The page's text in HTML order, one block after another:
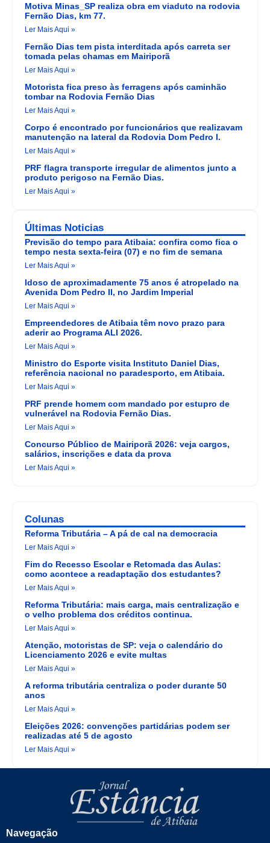
Motiva Minas_SP realiza obra em viaduto na rodovia
Fernão Dias, km 77.
Ler Mais Aqui »
Fernão Dias tem pista interditada após carreta ser
tomada pelas chamas em Mairiporã
Ler Mais Aqui »
Motorista fica preso às ferragens após caminhão
tombar na Rodovia Fernão Dias
Ler Mais Aqui »
Corpo é encontrado por funcionários que realizavam
manutenção na lateral da Rodovia Dom Pedro I.
Ler Mais Aqui »
PRF flagra transporte irregular de alimentos junto a
produto perigoso na Fernão Dias.
Ler Mais Aqui »
Últimas Noticias
Previsão do tempo para Atibaia: confira como fica o
tempo nesta sexta-feira (07) e no fim de semana
Ler Mais Aqui »
Idoso de aproximadamente 75 anos é atropelado na
Avenida Dom Pedro II, no Jardim Imperial
Ler Mais Aqui »
Empreendedores de Atibaia têm novo prazo para
aderir ao Programa ALI 2026.
Ler Mais Aqui »
Ministro do Esporte visita Instituto Daniel Dias,
referência nacional no paradesporto, em Atibaia.
Ler Mais Aqui »
PRF prende homem com mandado por estupro de
vulnerável na Rodovia Fernão Dias.
Ler Mais Aqui »
Concurso Público de Mairiporã 2026: veja cargos,
salários, inscrições e data da prova
Ler Mais Aqui »
Colunas
Reforma Tributária – A pá de cal na democracia
Ler Mais Aqui »
Fim do Recesso Escolar e Retomada das Aulas:
como acontece a readaptação dos estudantes?
Ler Mais Aqui »
Reforma Tributária: mais carga, mais centralização e
o velho problema dos créditos continua.
Ler Mais Aqui »
Atenção, motoristas de SP: veja o calendário do
Licenciamento 2026 e evite multas
Ler Mais Aqui »
A reforma tributária centraliza o poder durante 50
anos
Ler Mais Aqui »
Eleições 2026: convenções partidárias podem ser
realizadas até 5 de agosto
Ler Mais Aqui »
Navegação